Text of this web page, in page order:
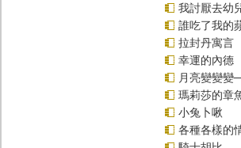
我討厭去幼
誰吃了我的
拉封丹寓言
幸運的內德
月亮變變變
瑪莉莎的章
小兔卜啾
各種各樣的